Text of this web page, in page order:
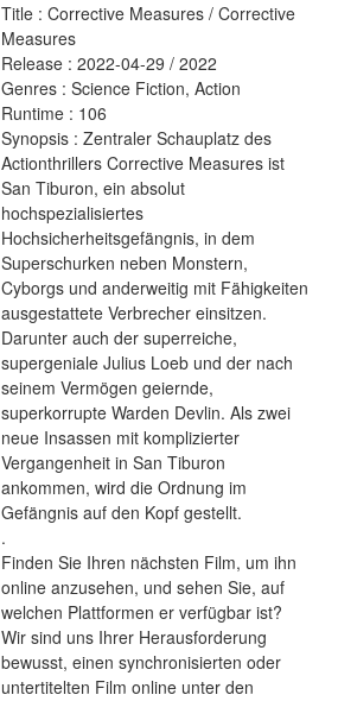
Title : Corrective Measures / Corrective
Measures
Release : 2022-04-29 / 2022
Genres : Science Fiction, Action
Runtime : 106
Synopsis : Zentraler Schauplatz des
Actionthrillers Corrective Measures ist
San Tiburon, ein absolut
hochspezialisiertes
Hochsicherheitsgefängnis, in dem
Superschurken neben Monstern,
Cyborgs und anderweitig mit Fähigkeiten
ausgestattete Verbrecher einsitzen.
Darunter auch der superreiche,
supergeniale Julius Loeb und der nach
seinem Vermögen geiernde,
superkorrupte Warden Devlin. Als zwei
neue Insassen mit komplizierter
Vergangenheit in San Tiburon
ankommen, wird die Ordnung im
Gefängnis auf den Kopf gestellt.
.
Finden Sie Ihren nächsten Film, um ihn
online anzusehen, und sehen Sie, auf
welchen Plattformen er verfügbar ist?
Wir sind uns Ihrer Herausforderung
bewusst, einen synchronisierten oder
untertitelten Film online unter den